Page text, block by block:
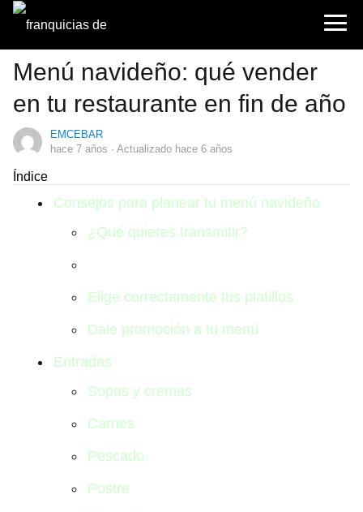
Menú navideño: qué vender
en tu restaurante en fin de año
EMCEBAR
hace 7 años · Actualizado hace 6 años
Índice
Consejos para planear tu menú navideño
¿Qué quieres transmitir?
Elige correctamente tus platillos
Dale promoción a tu menú
Entradas
Sopas y cremas
Carnes
Pescado
Postre